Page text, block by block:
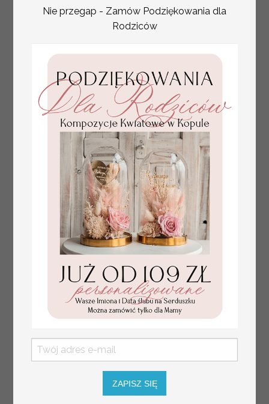
usadzenia gości
weselnych
złote winietki na komunię, winietka
dekoracja stołu na komunii, komunijne
winietki z naturalnym kłosem
4.50 PLN
Nie przegap - Zamów Podziękowania dla
Rodziców
ZAPISZ SIĘ